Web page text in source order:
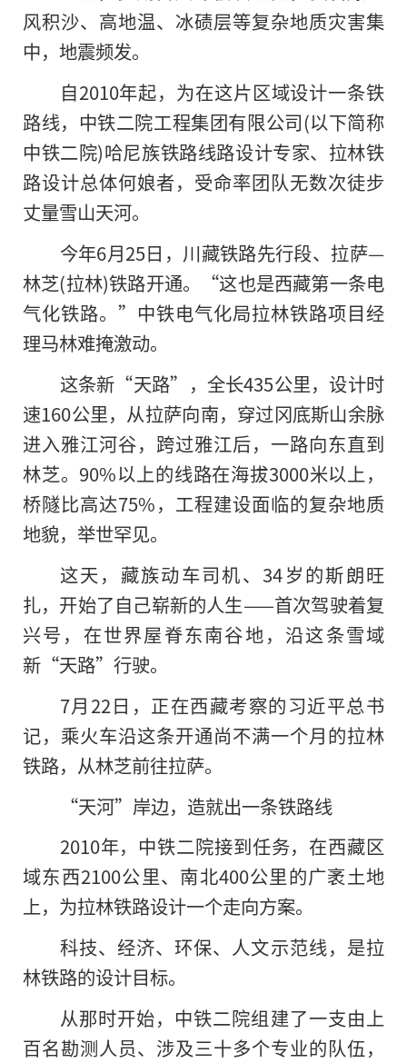
风积沙、高地温、冰碛层等复杂地质灾害集
中，地震频发。
自2010年起，为在这片区域设计一条铁
路线，中铁二院工程集团有限公司(以下简称
中铁二院)哈尼族铁路线路设计专家、拉林铁
路设计总体何娘者，受命率团队无数次徒步
丈量雪山天河。
今年6月25日，川藏铁路先行段、拉萨—
林芝(拉林)铁路开通。“这也是西藏第一条电
气化铁路。”中铁电气化局拉林铁路项目经
理马林难掩激动。
这条新“天路”，全长435公里，设计时
速160公里，从拉萨向南，穿过冈底斯山余脉
进入雅江河谷，跨过雅江后，一路向东直到
林芝。90%以上的线路在海拔3000米以上，
桥隧比高达75%，工程建设面临的复杂地质
地貌，举世罕见。
这天，藏族动车司机、34岁的斯朗旺
扎，开始了自己崭新的人生——首次驾驶着复
兴号，在世界屋脊东南谷地，沿这条雪域
新“天路”行驶。
7月22日，正在西藏考察的习近平总书
记，乘火车沿这条开通尚不满一个月的拉林
铁路，从林芝前往拉萨。
“天河”岸边，造就出一条铁路线
2010年，中铁二院接到任务，在西藏区
域东西2100公里、南北400公里的广袤土地
上，为拉林铁路设计一个走向方案。
科技、经济、环保、人文示范线，是拉
林铁路的设计目标。
从那时开始，中铁二院组建了一支由上
百名勘测人员、涉及三十多个专业的队伍，